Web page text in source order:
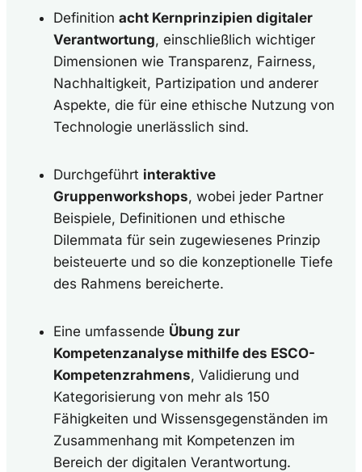
Definition acht Kernprinzipien digitaler
Verantwortung, einschließlich wichtiger
Dimensionen wie Transparenz, Fairness,
Nachhaltigkeit, Partizipation und anderer
Aspekte, die für eine ethische Nutzung von
Technologie unerlässlich sind.
Durchgeführt interaktive
Gruppenworkshops, wobei jeder Partner
Beispiele, Definitionen und ethische
Dilemmata für sein zugewiesenes Prinzip
beisteuerte und so die konzeptionelle Tiefe
des Rahmens bereicherte.
Eine umfassende Übung zur
Kompetenzanalyse mithilfe des ESCO-
Kompetenzrahmens, Validierung und
Kategorisierung von mehr als 150
Fähigkeiten und Wissensgegenständen im
Zusammenhang mit Kompetenzen im
Bereich der digitalen Verantwortung.